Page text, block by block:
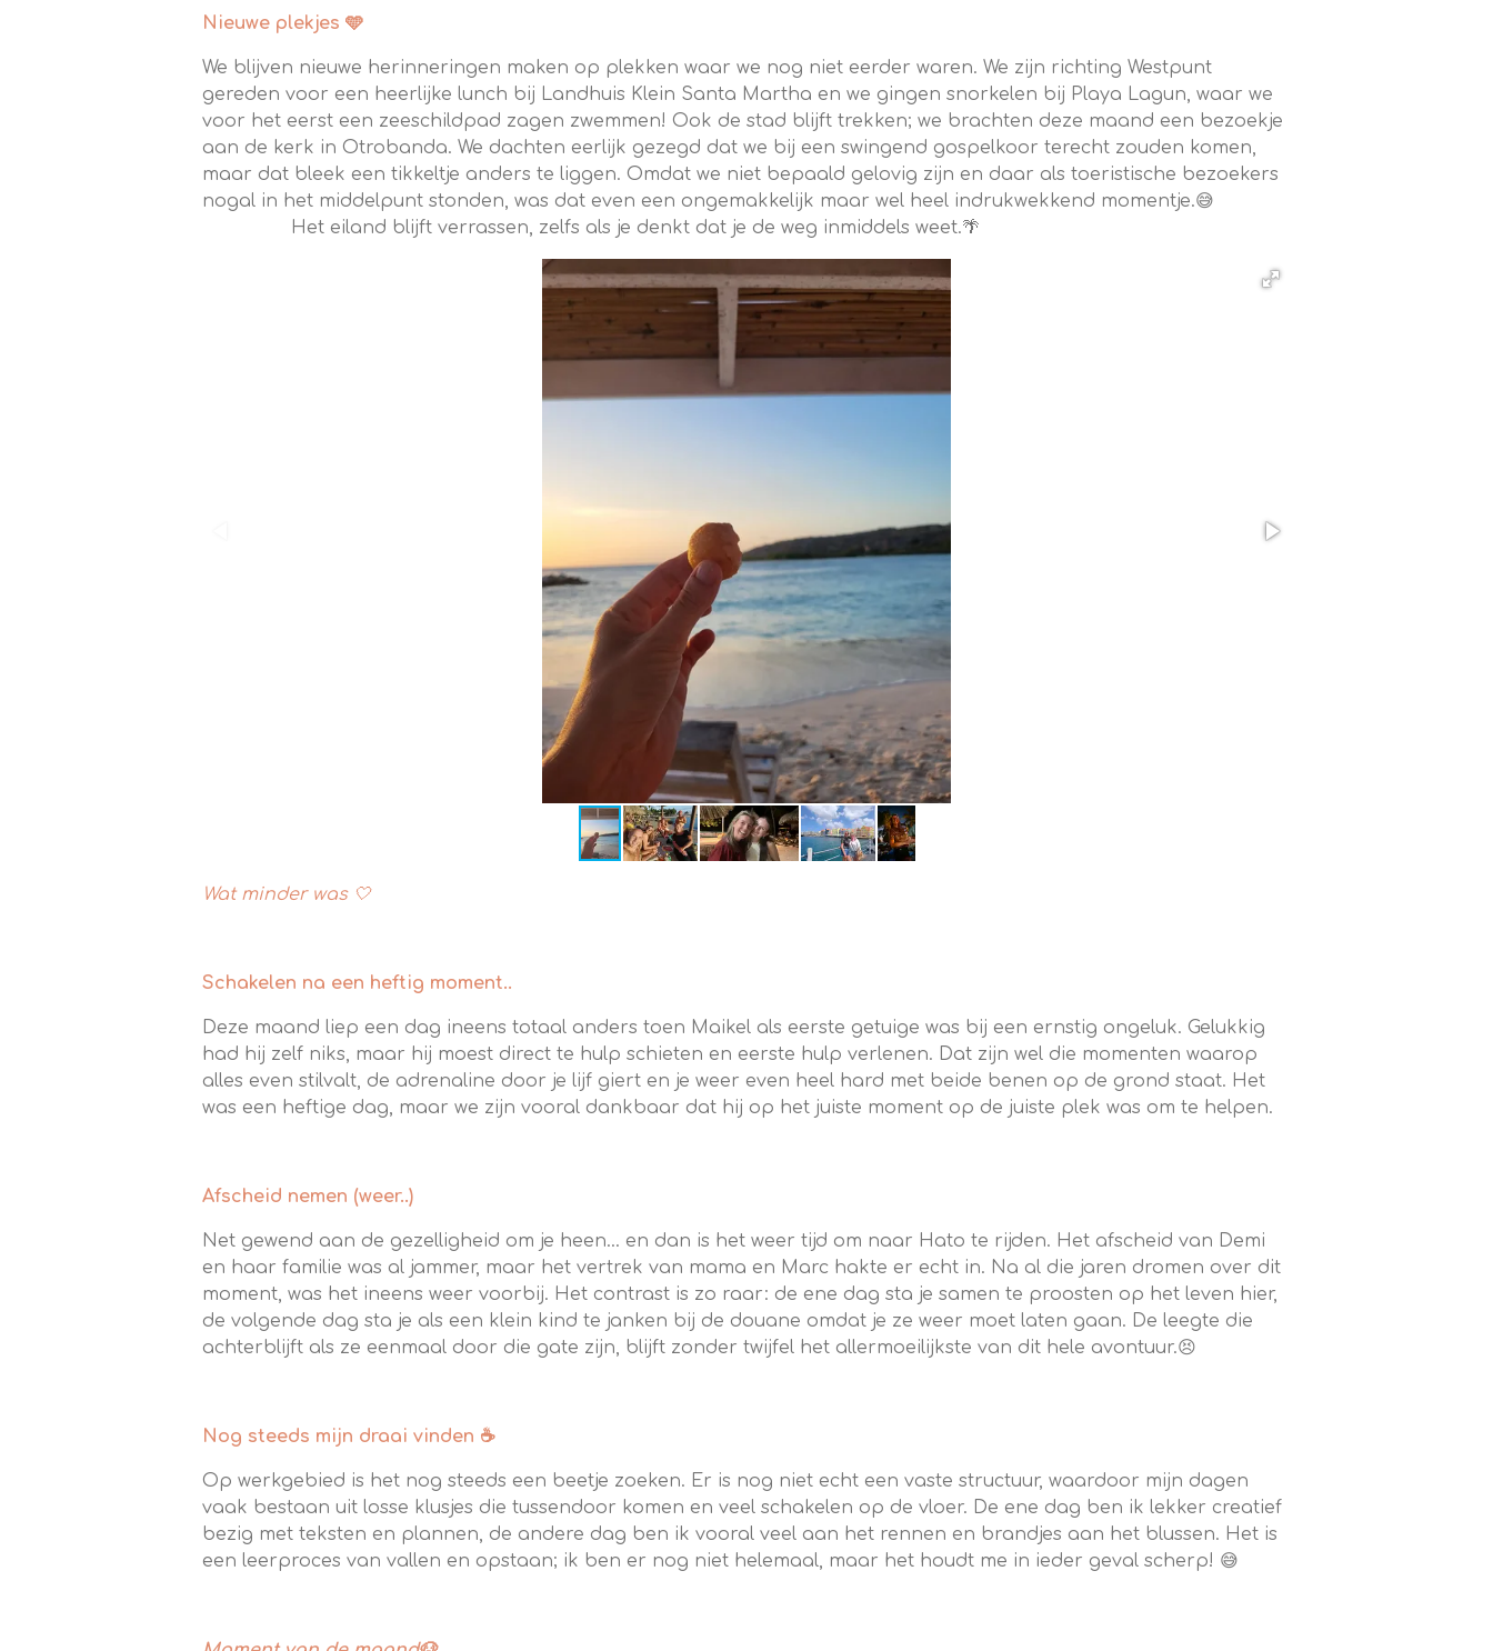
Nieuwe plekjes 🩵
We blijven nieuwe herinneringen maken op plekken waar we nog niet eerder waren. We zijn richting Westpunt
gereden voor een heerlijke lunch bij Landhuis Klein Santa Martha en we gingen snorkelen bij Playa Lagun, waar we
voor het eerst een zeeschildpad zagen zwemmen! Ook de stad blijft trekken; we brachten deze maand een bezoekje
aan de kerk in Otrobanda. We dachten eerlijk gezegd dat we bij een swingend gospelkoor terecht zouden komen,
maar dat bleek een tikkeltje anders te liggen. Omdat we niet bepaald gelovig zijn en daar als toeristische bezoekers
nogal in het middelpunt stonden, was dat even een ongemakkelijk maar wel heel indrukwekkend momentje.😅
Het eiland blijft verrassen, zelfs als je denkt dat je de weg inmiddels weet.🌴
Wat minder was 🤍
Schakelen na een heftig moment..
Deze maand liep een dag ineens totaal anders toen Maikel als eerste getuige was bij een ernstig ongeluk. Gelukkig
had hij zelf niks, maar hij moest direct te hulp schieten en eerste hulp verlenen. Dat zijn wel die momenten waarop
alles even stilvalt, de adrenaline door je lijf giert en je weer even heel hard met beide benen op de grond staat. Het
was een heftige dag, maar we zijn vooral dankbaar dat hij op het juiste moment op de juiste plek was om te helpen.
Afscheid nemen (weer..)
Net gewend aan de gezelligheid om je heen... en dan is het weer tijd om naar Hato te rijden. Het afscheid van Demi
en haar familie was al jammer, maar het vertrek van mama en Marc hakte er echt in. Na al die jaren dromen over dit
moment, was het ineens weer voorbij. Het contrast is zo raar: de ene dag sta je samen te proosten op het leven hier,
de volgende dag sta je als een klein kind te janken bij de douane omdat je ze weer moet laten gaan. De leegte die
achterblijft als ze eenmaal door die gate zijn, blijft zonder twijfel het allermoeilijkste van dit hele avontuur.😣
Nog steeds mijn draai vinden ☕
Op werkgebied is het nog steeds een beetje zoeken. Er is nog niet echt een vaste structuur, waardoor mijn dagen
vaak bestaan uit losse klusjes die tussendoor komen en veel schakelen op de vloer. De ene dag ben ik lekker creatief
bezig met teksten en plannen, de andere dag ben ik vooral veel aan het rennen en brandjes aan het blussen. Het is
een leerproces van vallen en opstaan; ik ben er nog niet helemaal, maar het houdt me in ieder geval scherp! 😅